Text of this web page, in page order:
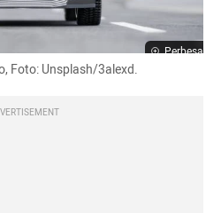
Perbesar
Foto: Unsplash/3alexd.